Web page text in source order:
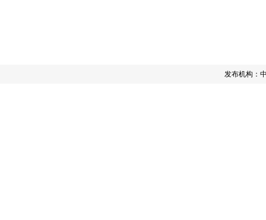
发布机构：